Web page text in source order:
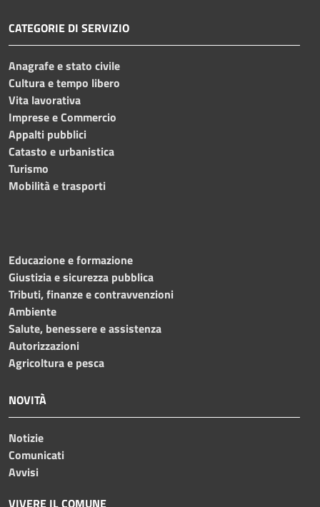
CATEGORIE DI SERVIZIO
Anagrafe e stato civile
Cultura e tempo libero
Vita lavorativa
Imprese e Commercio
Appalti pubblici
Catasto e urbanistica
Turismo
Mobilità e trasporti
Educazione e formazione
Giustizia e sicurezza pubblica
Tributi, finanze e contravvenzioni
Ambiente
Salute, benessere e assistenza
Autorizzazioni
Agricoltura e pesca
NOVITÀ
Notizie
Comunicati
Avvisi
VIVERE IL COMUNE